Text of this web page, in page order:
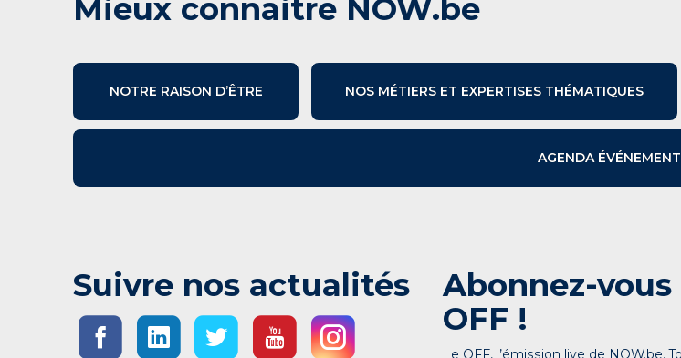
Mieux connaitre NOW.be
NOTRE RAISON D’ÊTRE NOS MÉTIERS ET EXPERTISES THÉMATIQUES
AGENDA
Suivre nos actualités
Abonnez-vous
OFF !
Le OFF, l’émission live de NOW.be.